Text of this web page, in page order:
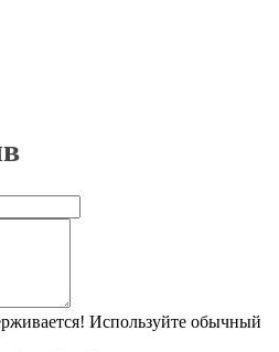
Используйте обычный